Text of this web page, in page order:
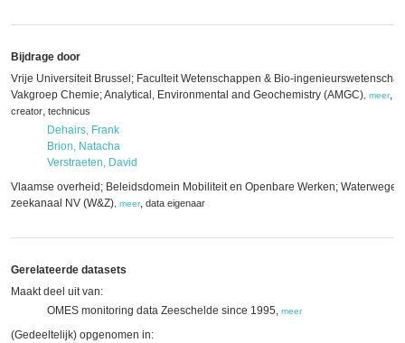
Bijdrage door
Vrije Universiteit Brussel; Faculteit Wetenschappen & Bio-
Vakgroep Chemie; Analytical, Environmental and Geochemistry (AMGC) meer,
creator, technicus
Dehairs, Frank
Brion, Natacha
Verstraeten, David
Vlaamse overheid; Beleidsdomein Mobiliteit en Openbare Werken;
zeekanaal NV (W&Z) meer, data eigenaar
Gerelateerde datasets
Maakt deel uit van:
OMES monitoring data Zeeschelde since 1995, meer
(Gedeeltelijk) opgenomen in: